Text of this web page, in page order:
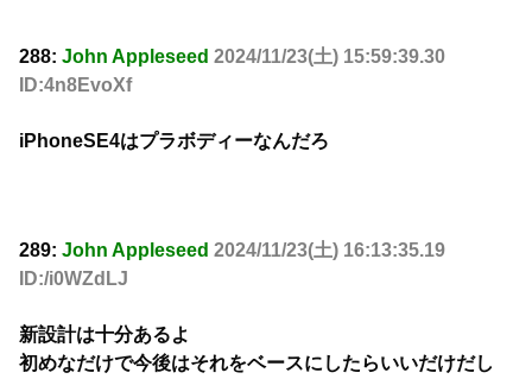
288: John Appleseed 2024/11/23(土) 15:59:39.30
ID:4n8EvoXf
iPhoneSE4はプラボディーなんだろ
289: John Appleseed 2024/11/23(土) 16:13:35.19
ID:/i0WZdLJ
新設計は十分あるよ
初めなだけで今後はそれをベースにしたらいいだけだし